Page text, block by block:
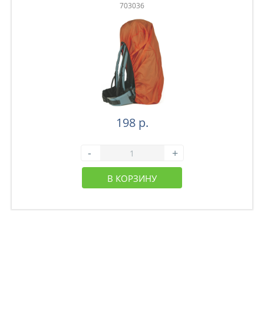
703036
198 р.
- +
В КОРЗИНУ